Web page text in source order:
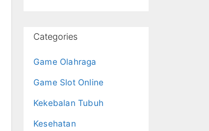
Categories
Game Olahraga
Game Slot Online
Kekebalan Tubuh
Kesehatan